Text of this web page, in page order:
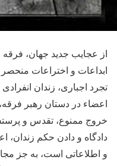
از عجایب جدید جهان،
ابداعات و اختراعات
تجرد اجباری، زندان
اعضاء در دستان رهبر
خروج ممنوع، تقدس و
دادگاه و دادن حکم زندان،
و اطلاعاتی است، به جز